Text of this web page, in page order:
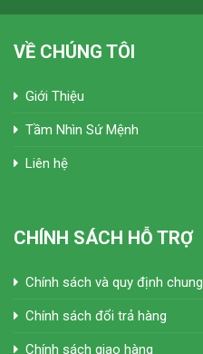
VỀ CHÚNG TÔI
Giới Thiệu
Tầm Nhìn Sứ Mệnh
Liên hệ
CHÍNH SÁCH HỖ TRỢ
Chính sách và quy định chung
Chính sách đổi trả hàng
Chính sách giao hàng